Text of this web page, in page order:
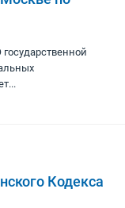
Кодекса